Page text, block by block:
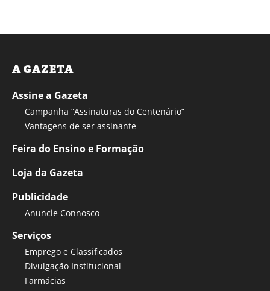
A GAZETA
Assine a Gazeta
Campanha “Assinaturas do Centenário”
Vantagens de ser assinante
Feira do Ensino e Formação
Loja da Gazeta
Publicidade
Anuncie Connosco
Serviços
Emprego e Classificados
Divulgação Institucional
Farmácias